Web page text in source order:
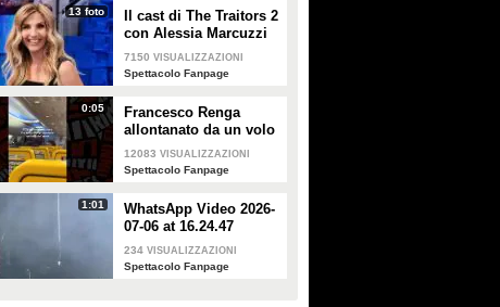
13 foto
Il cast di The Traitors 2
con Alessia Marcuzzi
7150 VISUALIZZAZIONI
Spettacolo Fanpage
0:05
Francesco Renga
allontanato da un volo
Ryanair dopo una
discussione con gli
12083 VISUALIZZAZIONI
Spettacolo Fanpage
1:01
WhatsApp Video 2026-
07-06 at 16.24.47
234 VISUALIZZAZIONI
Spettacolo Fanpage